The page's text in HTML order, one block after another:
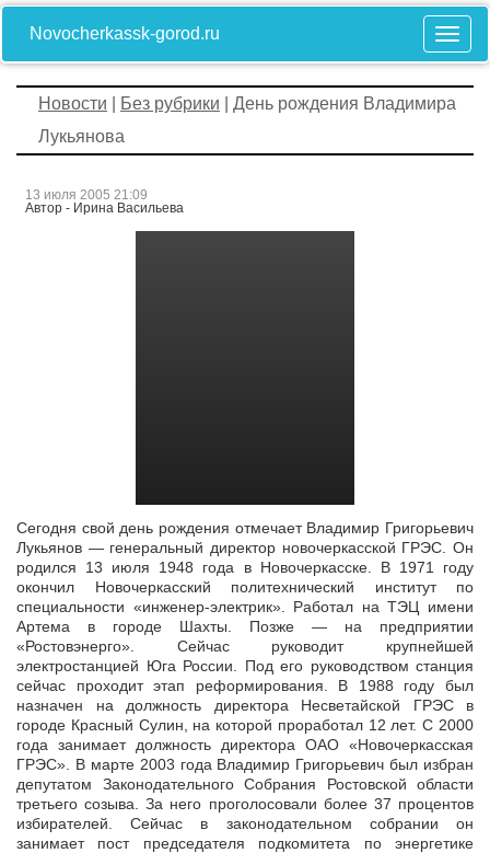
Novocherkassk-gorod.ru
Новости Без рубрики | День рождения Владимира
Лукьянова
13 июля 2005 21:09
Автор - Ирина Васильева
Сегодня свой день рождения отмечает Владимир Григорьевич
Лукьянов — генеральный директор новочеркасской ГРЭС. Он
родился 13 июля 1948 года в Новочеркасске. В 1971 году
окончил Новочеркасский политехнический институт по
специальности «инженер-электрик». Работал на ТЭЦ имени
Артема в городе Шахты. Позже — на предприятии
«Ростовэнерго». Сейчас руководит крупнейшей
электростанцией Юга России. Под его руководством станция
сейчас проходит этап реформирования. В 1988 году был
назначен на должность директора Несветайской ГРЭС в
городе Красный Сулин, на которой проработал 12 лет. С 2000
года занимает должность директора ОАО «Новочеркасская
ГРЭС». В марте 2003 года Владимир Григорьевич был избран
депутатом Законодательного Собрания Ростовской области
третьего созыва. За него проголосовали более 37 процентов
избирателей. Сейчас в законодательном собрании он
занимает пост председателя подкомитета по энергетике